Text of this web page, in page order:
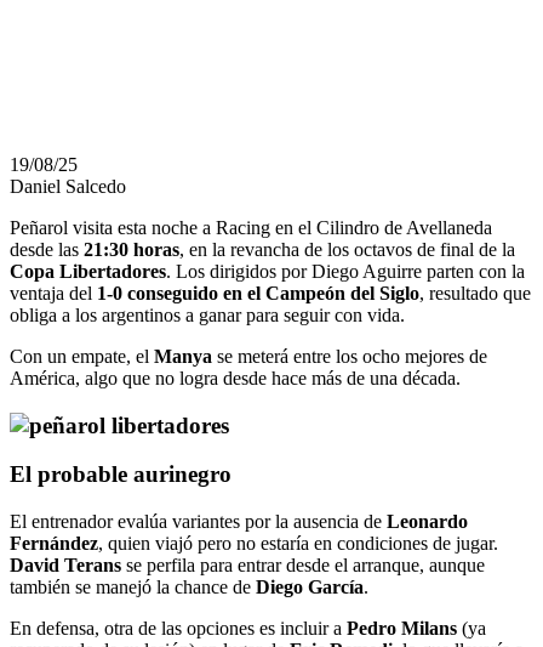
19/08/25
Daniel Salcedo
Peñarol visita esta noche a Racing en el Cilindro de Avellaneda
desde las 21:30 horas, en la revancha de los octavos de final de la
Copa Libertadores. Los dirigidos por Diego Aguirre parten con la
ventaja del 1-0 conseguido en el Campeón del Siglo, resultado que
obliga a los argentinos a ganar para seguir con vida.
Con un empate, el Manya se meterá entre los ocho mejores de
América, algo que no logra desde hace más de una década.
El probable aurinegro
El entrenador evalúa variantes por la ausencia de Leonardo
Fernández, quien viajó pero no estaría en condiciones de jugar.
David Terans se perfila para entrar desde el arranque, aunque
también se manejó la chance de Diego García.
En defensa, otra de las opciones es incluir a Pedro Milans (ya